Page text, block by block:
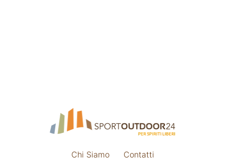
Chi Siamo Contatti